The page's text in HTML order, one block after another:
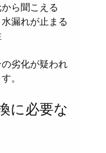
ら聞こえる
漏れが止まる
劣化が疑われ
。
に必要な